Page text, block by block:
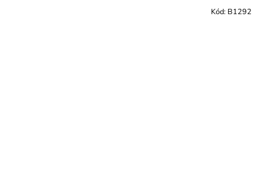
Kód: B1292